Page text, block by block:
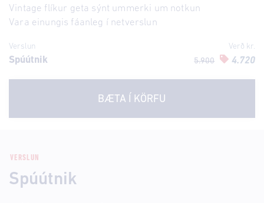
Vintage flíkur geta sýnt ummerki um notkun
Vara einungis fáanleg í netverslun
Verslun Verð kr.
Spúútnik 5.900 4.720
BÆTA Í KÖRFU
VERSLUN
Spúútnik